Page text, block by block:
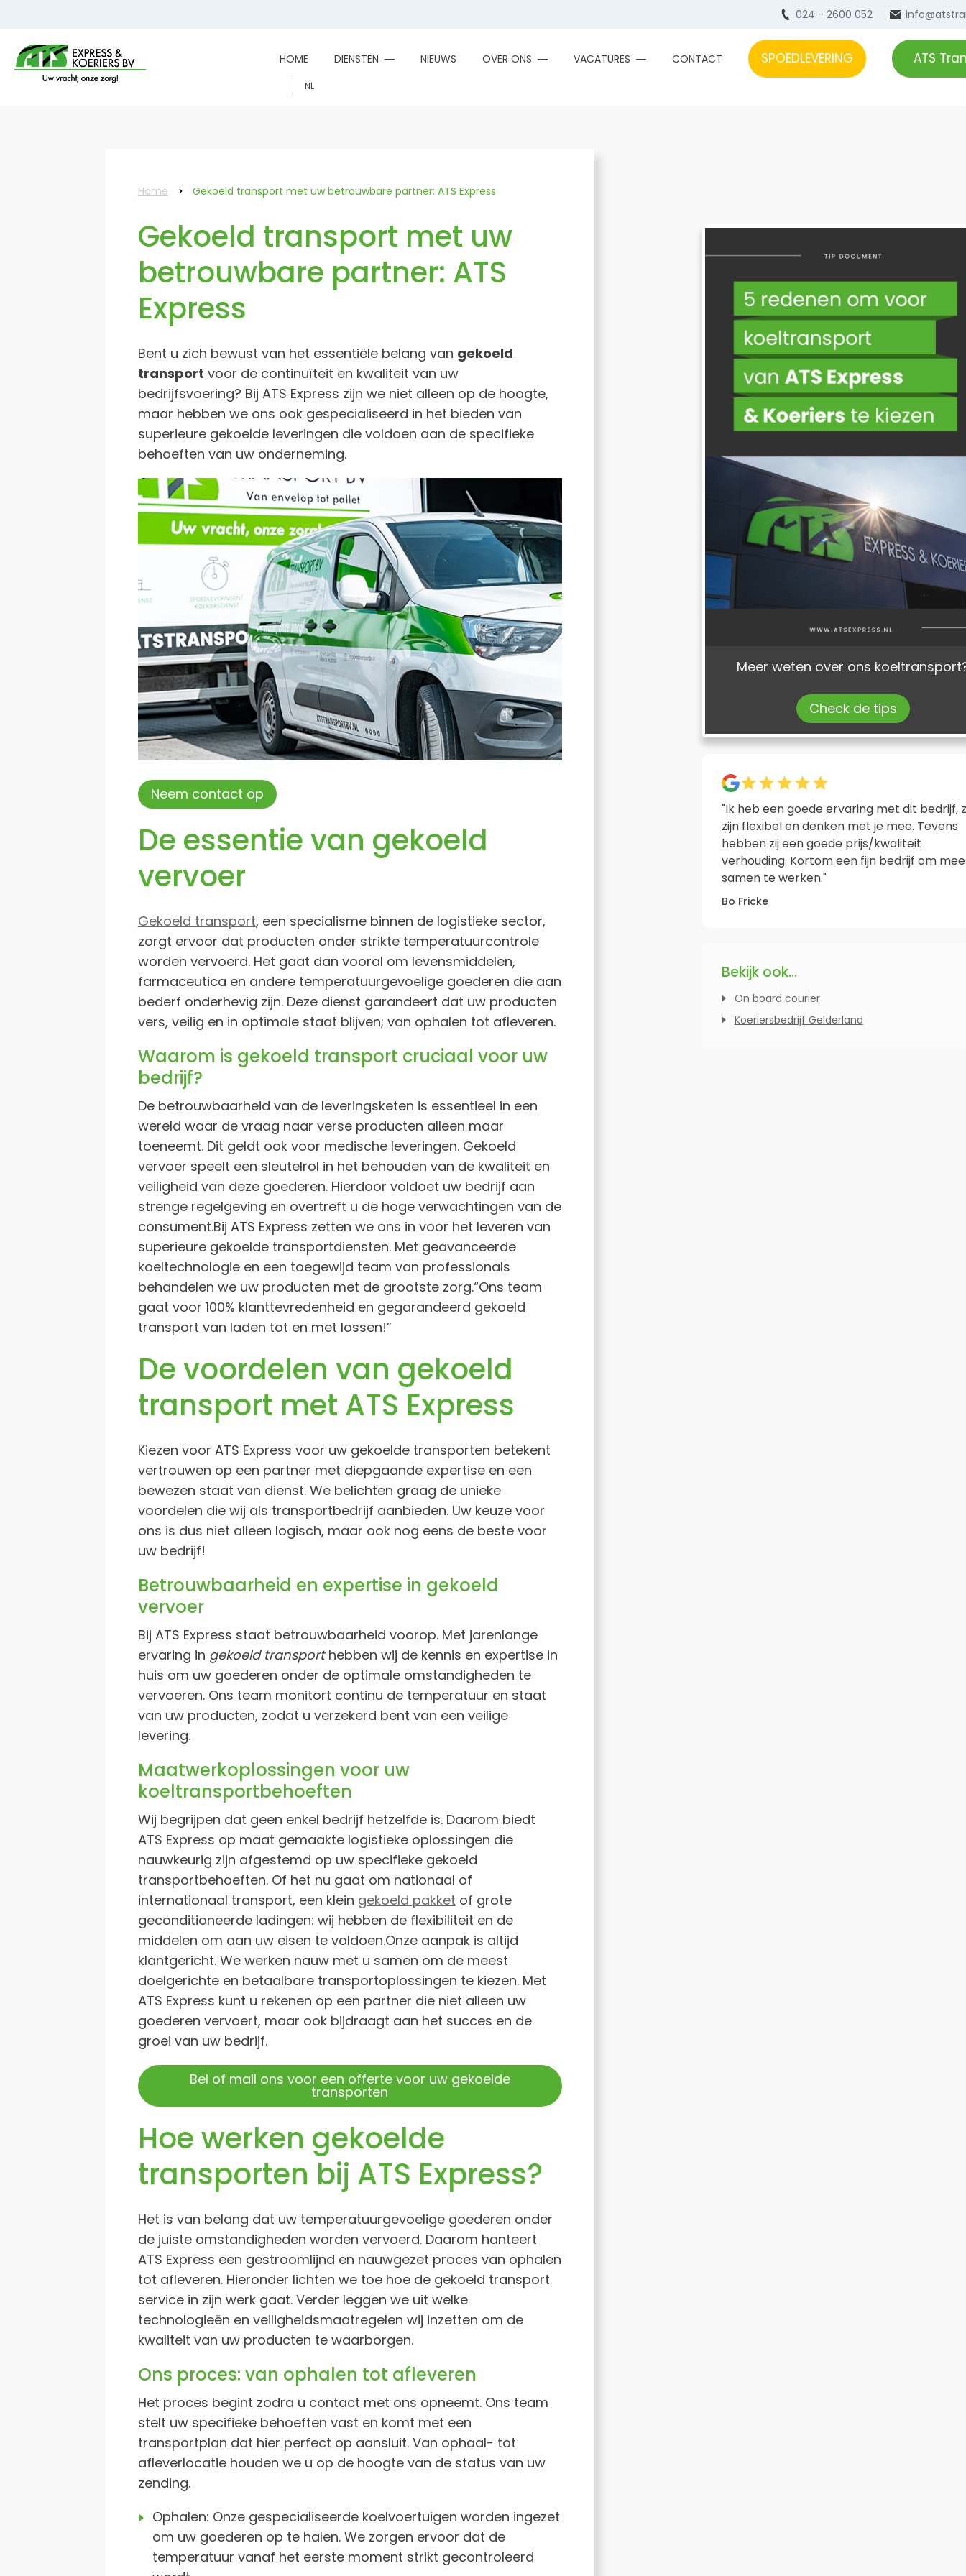
024 - 2600 052
HOME DIENSTEN NIEUWS OVER ONS VACATURES CONTACT SPOEDLEVERING ATS
NL
Home Gekoeld transport met uw betrouwbare partner: ATS Express
Gekoeld transport met uw
betrouwbare partner: ATS
Express
Bent u zich bewust van het essentiële belang van gekoeld
transport voor de continuïteit en kwaliteit van uw
bedrijfsvoering? Bij ATS Express zijn we niet alleen op de hoogte,
maar hebben we ons ook gespecialiseerd in het bieden van
superieure gekoelde leveringen die voldoen aan de specifieke
behoeften van uw onderneming.
Neem contact op
De essentie van gekoeld
vervoer
Gekoeld transport, een specialisme binnen de logistieke sector,
zorgt ervoor dat producten onder strikte temperatuurcontrole
worden vervoerd. Het gaat dan vooral om levensmiddelen,
farmaceutica en andere temperatuurgevoelige goederen die aan
bederf onderhevig zijn. Deze dienst garandeert dat uw producten
vers, veilig en in optimale staat blijven; van ophalen tot afleveren.
Waarom is gekoeld transport cruciaal voor uw
bedrijf?
De betrouwbaarheid van de leveringsketen is essentieel in een
wereld waar de vraag naar verse producten alleen maar
toeneemt. Dit geldt ook voor medische leveringen. Gekoeld
vervoer speelt een sleutelrol in het behouden van de kwaliteit en
veiligheid van deze goederen. Hierdoor voldoet uw bedrijf aan
strenge regelgeving en overtreft u de hoge verwachtingen van de
consument.Bij ATS Express zetten we ons in voor het leveren van
superieure gekoelde transportdiensten. Met geavanceerde
koeltechnologie en een toegewijd team van professionals
behandelen we uw producten met de grootste zorg.“Ons team
gaat voor 100% klanttevredenheid en gegarandeerd gekoeld
transport van laden tot en met lossen!”
De voordelen van gekoeld
transport met ATS Express
Kiezen voor ATS Express voor uw gekoelde transporten betekent
vertrouwen op een partner met diepgaande expertise en een
bewezen staat van dienst. We belichten graag de unieke
voordelen die wij als transportbedrijf aanbieden. Uw keuze voor
ons is dus niet alleen logisch, maar ook nog eens de beste voor
uw bedrijf!
Betrouwbaarheid en expertise in gekoeld
vervoer
Bij ATS Express staat betrouwbaarheid voorop. Met jarenlange
ervaring in gekoeld transporthebben wij de kennis en expertise in
huis om uw goederen onder de optimale omstandigheden te
vervoeren. Ons team monitort continu de temperatuur en staat
van uw producten, zodat u verzekerd bent van een veilige
levering.
Maatwerkoplossingen voor uw
koeltransportbehoeften
Wij begrijpen dat geen enkel bedrijf hetzelfde is. Daarom biedt
ATS Express op maat gemaakte logistieke oplossingen die
nauwkeurig zijn afgestemd op uw specifieke gekoeld
transportbehoeften. Of het nu gaat om nationaal of
internationaal transport, een klein gekoeld pakket of grote
geconditioneerde ladingen: wij hebben de flexibiliteit en de
middelen om aan uw eisen te voldoen.Onze aanpak is altijd
klantgericht. We werken nauw met u samen om de meest
doelgerichte en betaalbare transportoplossingen te kiezen. Met
ATS Express kunt u rekenen op een partner die niet alleen uw
goederen vervoert, maar ook bijdraagt aan het succes en de
groei van uw bedrijf.
Bel of mail ons voor een offerte voor uw gekoelde
transporten
Hoe werken gekoelde
transporten bij ATS Express?
Het is van belang dat uw temperatuurgevoelige goederen onder
de juiste omstandigheden worden vervoerd. Daarom hanteert
ATS Express een gestroomlijnd en nauwgezet proces van ophalen
tot afleveren. Hieronder lichten we toe hoe de gekoeld transport
service in zijn werk gaat. Verder leggen we uit welke
technologieën en veiligheidsmaatregelen wij inzetten om de
kwaliteit van uw producten te waarborgen.
Ons proces: van ophalen tot afleveren
Het proces begint zodra u contact met ons opneemt. Ons team
stelt uw specifieke behoeften vast en komt met een
transportplan dat hier perfect op aansluit. Van ophaal- tot
afleverlocatie houden we u op de hoogte van de status van uw
zending.
Ophalen: Onze gespecialiseerde koelvoertuigen worden ingezet
om uw goederen op te halen. We zorgen ervoor dat de
temperatuur vanaf het eerste moment strikt gecontroleerd
Meer weten over ons
Check de tips
"Ik heb een goede ervaring met dit bedrijf,
zijn flexibel en denken met je mee. Tevens
hebben zij een goede prijs/kwaliteit
verhouding. Kortom een fijn bedrijf om mee
samen te werken."
Bo Fricke
Bekijk ook...
On board courier
Koeriersbedrijf Gelderland